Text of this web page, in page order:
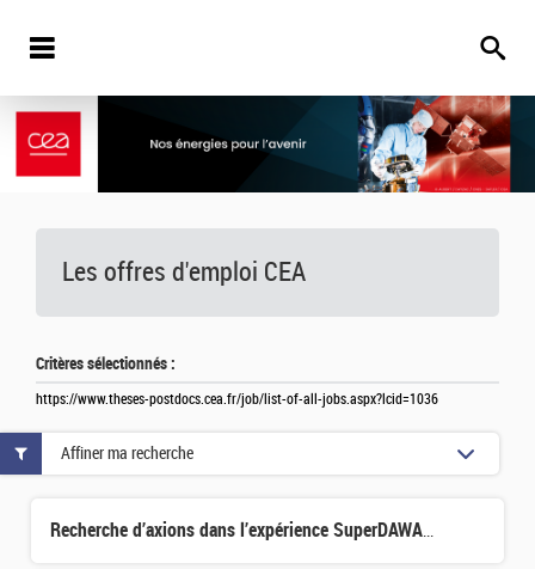
Les offres d'emploi CEA
Critères sélectionnés :
https://www.theses-postdocs.cea.fr/job/list-of-all-jobs.aspx?lcid=1036
Recherche d’axions dans l’expérience SuperDAWA avec aimants supraconducteurs et radiométrie hyperfréquen
Affiner ma recherche